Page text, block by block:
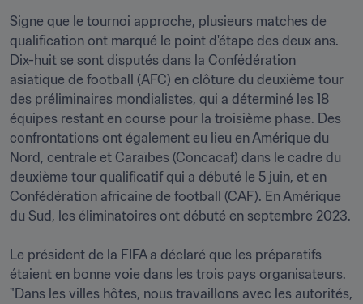
Signe que le tournoi approche, plusieurs matches de
qualification ont marqué le point d'étape des deux ans.
Dix-huit se sont disputés dans la Confédération
asiatique de football (AFC) en clôture du deuxième tour
des préliminaires mondialistes, qui a déterminé les 18
équipes restant en course pour la troisième phase. Des
confrontations ont également eu lieu en Amérique du
Nord, centrale et Caraïbes (Concacaf) dans le cadre du
deuxième tour qualificatif qui a débuté le 5 juin, et en
Confédération africaine de football (CAF). En Amérique
du Sud, les éliminatoires ont débuté en septembre 2023.
Le président de la FIFA a déclaré que les préparatifs
étaient en bonne voie dans les trois pays organisateurs.
"Dans les villes hôtes, nous travaillons avec les autorités,